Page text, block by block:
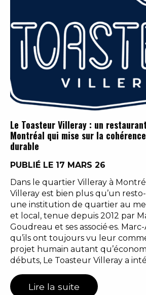
Le Toasteur Villeray : un
Montréal qui mise sur la
durable
PUBLIÉ LE 17 MARS 26
Dans le quartier Villeray à
Villeray est bien plus qu’un
une institution de quartier au
et local, tenue depuis 2012 par
Goudreau et ses associé·es.
qu’ils ont toujours vu leur
projet humain autant
débuts, Le Toasteur Villeray a
Lire la suite